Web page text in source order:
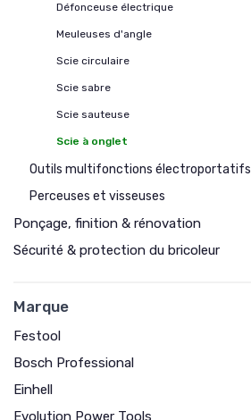
Défonceuse électrique
Meuleuses d'angle
Scie circulaire
Scie sabre
Scie sauteuse
Scie à onglet
Outils multifonctions électroportatifs
Perceuses et visseuses
Ponçage, finition & rénovation
Sécurité & protection du bricoleur
Marque
Festool
Bosch Professional
Einhell
Evolution Power Tools